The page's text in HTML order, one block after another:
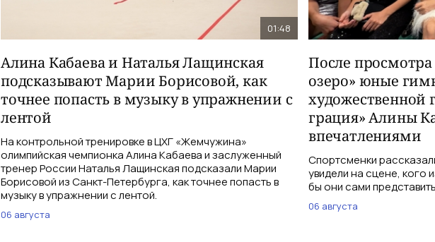
01:48
Алина Кабаева и Наталья Лащинская
подсказывают Марии Борисовой, как
точнее попасть в музыку в упражнении с
лентой
На контрольной тренировке в ЦХГ «Жемчужина»
олимпийская чемпионка Алина Кабаева и заслуженный
тренер России Наталья Лащинская подсказали Марии
Борисовой из Санкт-Петербурга, как точнее попасть в
музыку в упражнении с лентой.
06 августа
После просмотра
озеро» юные
художественной
грация» Алины
впечатлениями
Спортсменки
увидели на сцене, кого
бы они сами
06 августа